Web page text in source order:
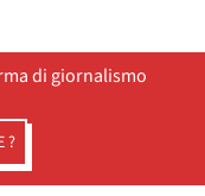
di giornalismo
?